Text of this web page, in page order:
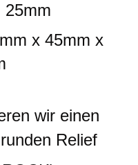
25mm
x 45mm x
wir einen
Relief